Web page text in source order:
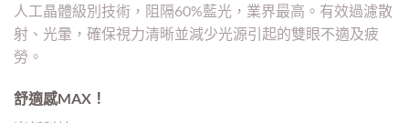
人工晶體級別技術，阻隔60%藍光，業界最高。有效過濾散
射、光暈，確保視力清晰並減少光源引起的雙眼不適及疲
勞。
舒適感MAX！